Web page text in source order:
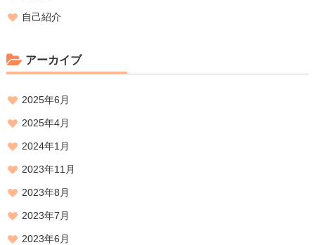
自己紹介
アーカイブ
2025年6月
2025年4月
2024年1月
2023年11月
2023年8月
2023年7月
2023年6月